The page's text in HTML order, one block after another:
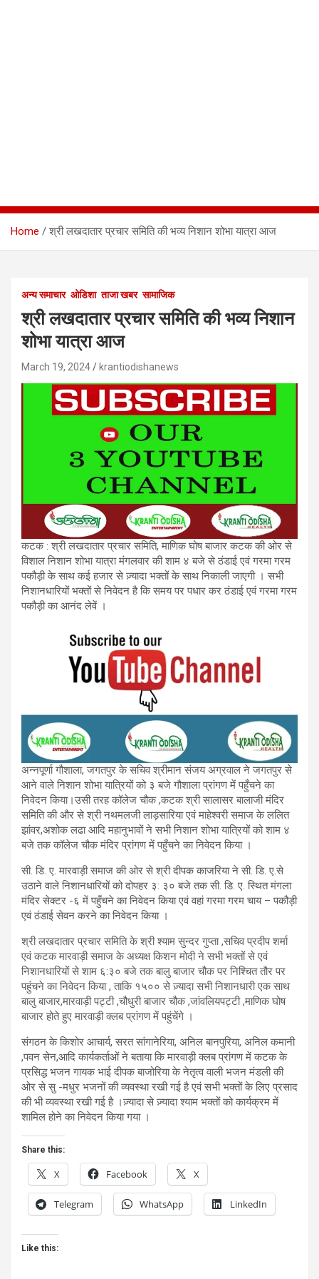
Home श्री लखदातार प्रचार समिति की भव्य निशान शोभा यात्रा आज
अन्य समाचार ओडिशा ताजा खबर सामाजिक
श्री लखदातार प्रचार समिति की भव्य निशान
शोभा यात्रा आज
March 19, 2024 krantiodishanews
कटक : श्री लखदातार प्रचार समिति, माणिक घोष बाजार कटक की ओर से
विशाल निशान शोभा यात्रा मंगलवार की शाम ४ बजे से ठंडाई एवं गरमा गरम
पकौड़ी के साथ कई हजार से ज़्यादा भक्तों के साथ निकाली जाएगी । सभी
निशानधारियों भक्तों से निवेदन है कि समय पर पधार कर ठंडाई एवं गरमा गरम
पकौड़ी का आनंद लेवें ।
अन्नपूर्णा गौशाला, जगतपुर के सचिव श्रीमान संजय अग्रवाल ने जगतपुर से
आने वाले निशान शोभा यात्रियों को ३ बजे गौशाला प्रांगण में पहुँचने का
निवेदन किया।उसी तरह कॉलेज चौक ,कटक श्री सालासर बालाजी मंदिर
समिति की और से श्री नथमलजी लाड़सारिया एवं माहेश्वरी समाज के ललित
झांवर,अशोक लढा आदि महानुभावों ने सभी निशान शोभा यात्रियों को शाम ४
बजे तक कॉलेज चौक मंदिर प्रांगण में पहुँचने का निवेदन किया ।
सी. डि. ए. मारवाड़ी समाज की ओर से श्री दीपक काजरिया ने सी. डि. ए.से
उठाने वाले निशानधारियों को दोपहर ३: ३० बजे तक सी. डि. ए. स्थित मंगला
मंदिर सेक्टर -६ में पहुँचने का निवेदन किया एवं वहां गरमा गरम चाय – पकौड़ी
एवं ठंडाई सेवन करने का निवेदन किया ।
श्री लखदातार प्रचार समिति के श्री श्याम सुन्दर गुप्ता ,सचिव प्रदीप शर्मा
एवं कटक मारवाड़ी समाज के अध्यक्ष किशन मोदी ने सभी भक्तों से एवं
निशानधारियों से शाम ६:३० बजे तक बालु बाजार चौक पर निश्चित तौर पर
पहुंचने का निवेदन किया , ताकि १५०० से ज़्यादा सभी निशानधारी एक साथ
बालु बाजार,मारवाड़ी पट्टी ,चौधुरी बाजार चौक ,जांवलियपट्टी ,माणिक घोष
बाजार होते हुए मारवाड़ी क्लब प्रांगण में पहुंचेंगे ।
संगठन के किशोर आचार्य, सरत सांगानेरिया, अनिल बानपुरिया, अनिल कमानी
,पवन सेन,आदि कार्यकर्ताओं ने बताया कि मारवाड़ी क्लब प्रांगण में कटक के
प्रसिद्ध भजन गायक भाई दीपक बाजोरिया के नेतृत्व वाली भजन मंडली की
ओर से सु -मधुर भजनों की व्यवस्था रखी गई है एवं सभी भक्तों के लिए प्रसाद
की भी व्यवस्था रखी गई है ।ज़्यादा से ज़्यादा श्याम भक्तों को कार्यक्रम में
शामिल होने का निवेदन किया गया ।
Share this:
X Facebook X
Telegram WhatsApp LinkedIn
Like this: